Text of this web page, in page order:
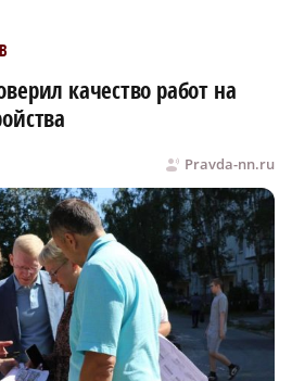
качество работ на
Pravda-nn.ru